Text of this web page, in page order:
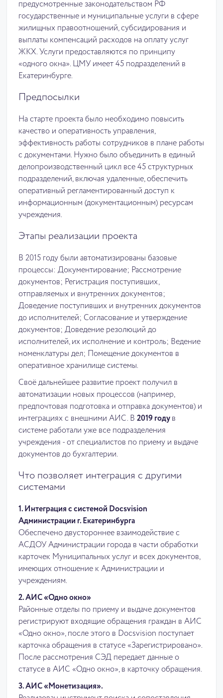
предусмотренные законодательством РФ
государственные и муниципальные услуги в сфере
жилищных правоотношений, субсидирования и
выплаты компенсаций расходов на оплату услуг
ЖКХ. Услуги предоставляются по принципу
«одного окна». ЦМУ имеет 45 подразделений в
Екатеринбурге.
Предпосылки
На старте проекта было необходимо повысить
качество и оперативность управления,
эффективность работы сотрудников в плане работы
с документами. Нужно было объединить в единый
делопроизводственный цикл все 45 структурных
подразделений, включая удаленные, обеспечить
оперативный регламентированный доступ к
информационным (документационным) ресурсам
учреждения.
Этапы реализации проекта
В 2015 году были автоматизированы базовые
процессы: Документирование; Рассмотрение
документов; Регистрация поступивших,
отправляемых и внутренних документов;
Доведение поступивших и внутренних документов
до исполнителей; Согласование и утверждение
документов; Доведение резолюций до
исполнителей, их исполнение и контроль; Ведение
номенклатуры дел; Помещение документов в
оперативное хранилище системы.
Своё дальнейшее развитие проект получил в
автоматизации новых процессов (например,
предпочтовая подготовка и отправка документов) и
интеграциях с внешними АИС. В 2019 году в
системе работали уже все подразделения
учреждения - от специалистов по приему и выдаче
документов до бухгалтерии.
Что позволяет интеграция с другими
системами
1. Интеграция с системой Docsvision
Администрации г. Екатеринбурга
Обеспечено двустороннее взаимодействие с
АСДОУ Администрации города в части обработки
карточек Муниципальных услуг и всех документов,
имеющих отношение к Администрации и
учреждениям.
2. АИС «Одно окно»
Районные отделы по приему и выдаче документов
регистрируют входящие обращения граждан в АИС
«Одно окно», после этого в Docsvision поступает
карточка обращения в статусе «Зарегистрировано».
После рассмотрения СЭД передает данные о
статусе в АИС «Одно окно», в карточку обращения.
3. АИС «Монетизация».